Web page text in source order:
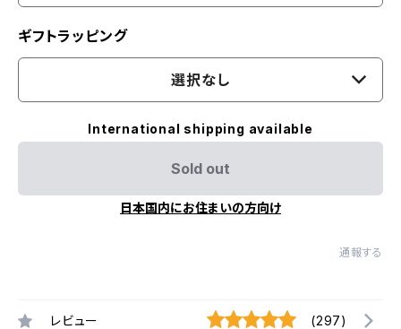
ギフトラッピング
選択なし
International shipping available
Sold out
日本国内にお住まいの方向け
通報する
レビュー (297)